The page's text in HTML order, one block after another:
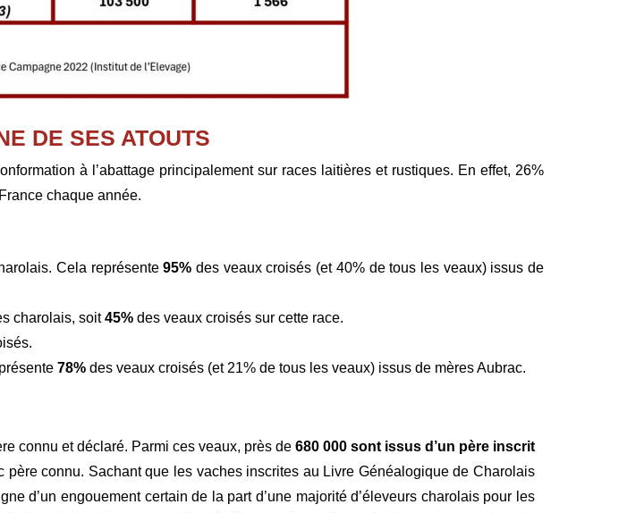
DE SES ATOUTS
à l’abattage principalement sur races laitières et rustiques. En effet, 26%
chaque année.
Cela représente95% des veaux croisés (et 40% de tous les veaux) issus de
charolais, soit45% des veaux croisés sur cette race.
78% des veaux croisés (et 21% de tous les veaux) issus de mères Aubrac.
connu et déclaré. Parmi ces veaux, près de 680 000 sont issus d’un père inscrit
père connu. Sachant que les vaches inscrites au Livre Généalogique de Charolais
d’un engouement certain de la part d’une majorité d’éleveurs charolais pour les